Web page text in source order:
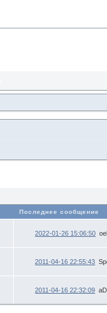
Последнее сообщение
2022-01-26 15:06:50
2011-04-16 22:55:43
2011-04-16 22:32:09